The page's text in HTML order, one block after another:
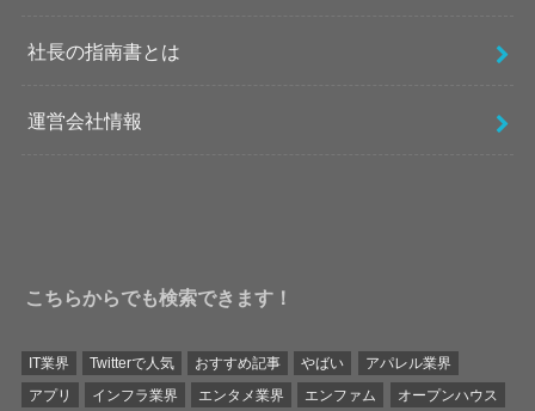
社長の指南書とは
運営会社情報
こちらからでも検索できます！
IT業界 Twitterで人気 おすすめ記事 やばい
アパレル業界
アプリ
インフラ業界 エンタメ業界 エンファム
オープンハウス